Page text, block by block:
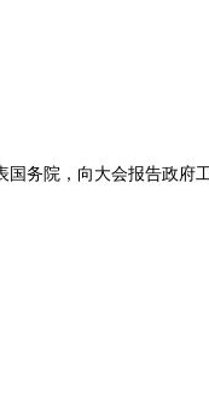
务院，向大会报告政府